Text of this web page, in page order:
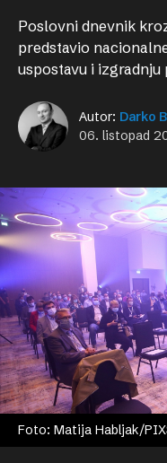
Poslovni dnevnik
predstavio
uspostavu i
Autor: Darko
06. listopad
Foto: Matija Habljak/